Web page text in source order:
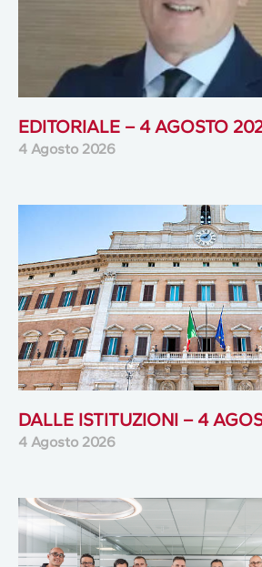
EDITORIALE – 4 AGOSTO
4 Agosto 2026
DALLE ISTITUZIONI – 4
4 Agosto 2026